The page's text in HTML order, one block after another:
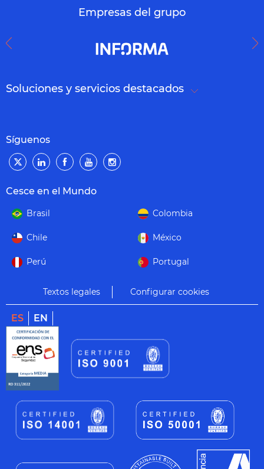
Empresas del grupo
Soluciones y servicios destacados
Síguenos
Cesce en el Mundo
Brasil Colombia
Chile México
Perú Portugal
Textos legales Configurar cookies
ES EN